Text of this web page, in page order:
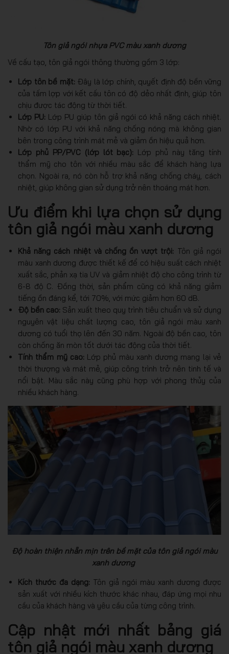
Tôn giả ngói nhựa PVC màu xanh dương
Về cấu tạo, tôn giả ngói thông thường gồm 3 lớp:
Lớp tôn bề mặt: Đây là lớp chính, quyết định độ bền vững
của tấm lợp với kết cấu tôn có độ dẻo nhất định, giúp tôn
chịu được tác động từ thời tiết.
Lớp PU: Lớp PU giúp tôn giả ngói có khả năng cách nhiệt.
Nhờ có lớp PU với khả năng chống nóng mà không gian
bên trong công trình mát mẻ và giảm ồn hiệu quả hơn.
Lớp phủ PP/PVC (lớp lót bạc): Lớp phủ này tăng tính
thẩm mỹ cho tôn với nhiều màu sắc để khách hàng lựa
chọn. Ngoài ra, nó còn hỗ trợ khả năng chống cháy, cách
nhiệt, giúp không gian sử dụng trở nên thoáng mát hơn.
Ưu điểm khi lựa chọn sử dụng
tôn giả ngói màu xanh dương
Khả năng cách nhiệt và chống ồn vượt trội: Tôn giả ngói
màu xanh dương được thiết kế để có hiệu suất cách nhiệt
xuất sắc, phản xạ tia UV và giảm nhiệt độ cho công trình từ
6-8 độ C. Đồng thời, sản phẩm cũng có khả năng giảm
tiếng ồn đáng kể, tới 70%, với mức giảm hơn 60 dB.
Độ bền cao: Sản xuất theo quy trình tiêu chuẩn và sử dụng
nguyên vật liệu chất lượng cao, tôn giả ngói màu xanh
dương có tuổi thọ lên đến 30 năm. Ngoài độ bền cao, tôn
còn chống ăn mòn tốt dưới tác động của thời tiết.
Tính thẩm mỹ cao: Lớp phủ màu xanh dương mang lại vẻ
thời thượng và mát mẻ, giúp công trình trở nên tinh tế và
nổi bật. Màu sắc này cũng phù hợp với phong thủy của
nhiều khách hàng.
Độ hoàn thiện nhẵn mịn trên bề mặt của tôn giả ngói màu
xanh dương
Kích thước đa dạng: Tôn giả ngói màu xanh dương được
sản xuất với nhiều kích thước khác nhau, đáp ứng mọi nhu
cầu của khách hàng và yêu cầu của từng công trình.
Cập nhật mới nhất bảng giá
tôn giả ngói màu xanh dương